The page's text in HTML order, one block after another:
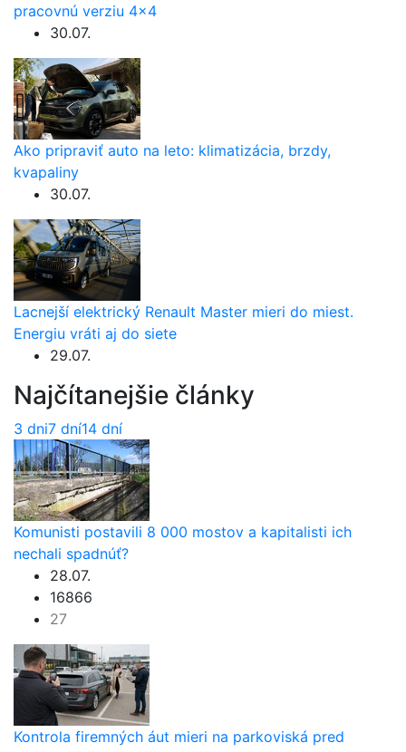
pracovnú verziu 4×4
30.07.
Ako pripraviť auto na leto: klimatizácia, brzdy,
kvapaliny
30.07.
Lacnejší elektrický Renault Master mieri do miest.
Energiu vráti aj do siete
29.07.
Najčítanejšie články
3 dni7 dní14 dní
Komunisti postavili 8 000 mostov a kapitalisti ich
nechali spadnúť?
28.07.
16866
27
Kontrola firemných áut mieri na parkoviská pred